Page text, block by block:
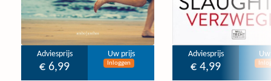
Adviesprijs
€ 6,99
Uw prijs
Inloggen
Adviesprijs
€ 4,99